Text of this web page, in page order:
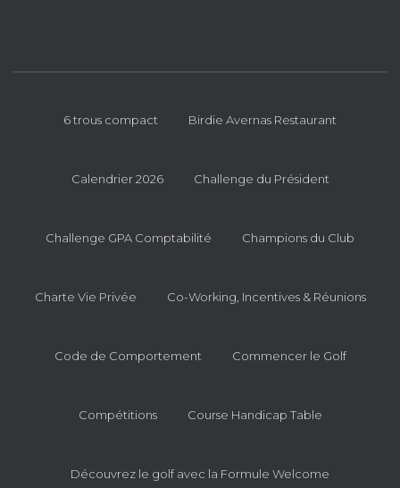
6 trous compact Birdie Avernas Restaurant
Calendrier 2026 Challenge du Président
Challenge GPA Comptabilité Champions du Club
Charte Vie Privée Co-Working, Incentives & Réunions
Code de Comportement Commencer le Golf
Compétitions Course Handicap Table
Découvrez le golf avec la Formule Welcome